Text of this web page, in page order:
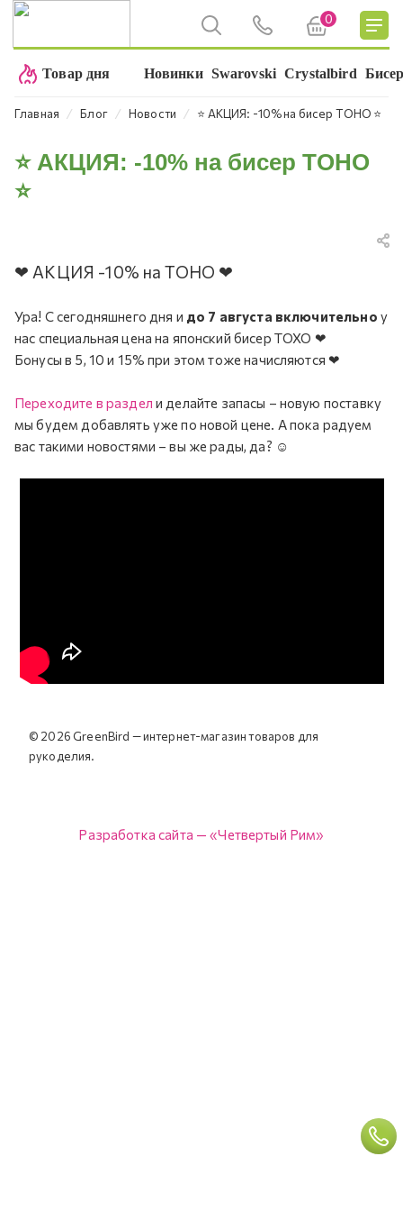
0
Товар дня Новинки Swarovski Crystalbird
Главная ⁄ Блог ⁄ Новости ⁄ ⭐ АКЦИЯ: -10% на бисер TOHO ⭐
⭐ АКЦИЯ: -10% на бисер TOHO
⭐
❤ АКЦИЯ -10% на TOHO ❤
Ура! С сегодняшнего дня и до 7 августа включительно у
нас специальная цена на японский бисер ТОХО ❤
Бонусы в 5, 10 и 15% при этом тоже начисляются ❤
Переходите в раздел и делайте запасы – новую поставку
мы будем добавлять уже по новой цене. А пока радуем
вас такими новостями – вы же рады, да? ☺
© 2026 GreenBird — интернет-магазин товаров для
рукоделия.
Разработка сайта — «Четвертый Рим»